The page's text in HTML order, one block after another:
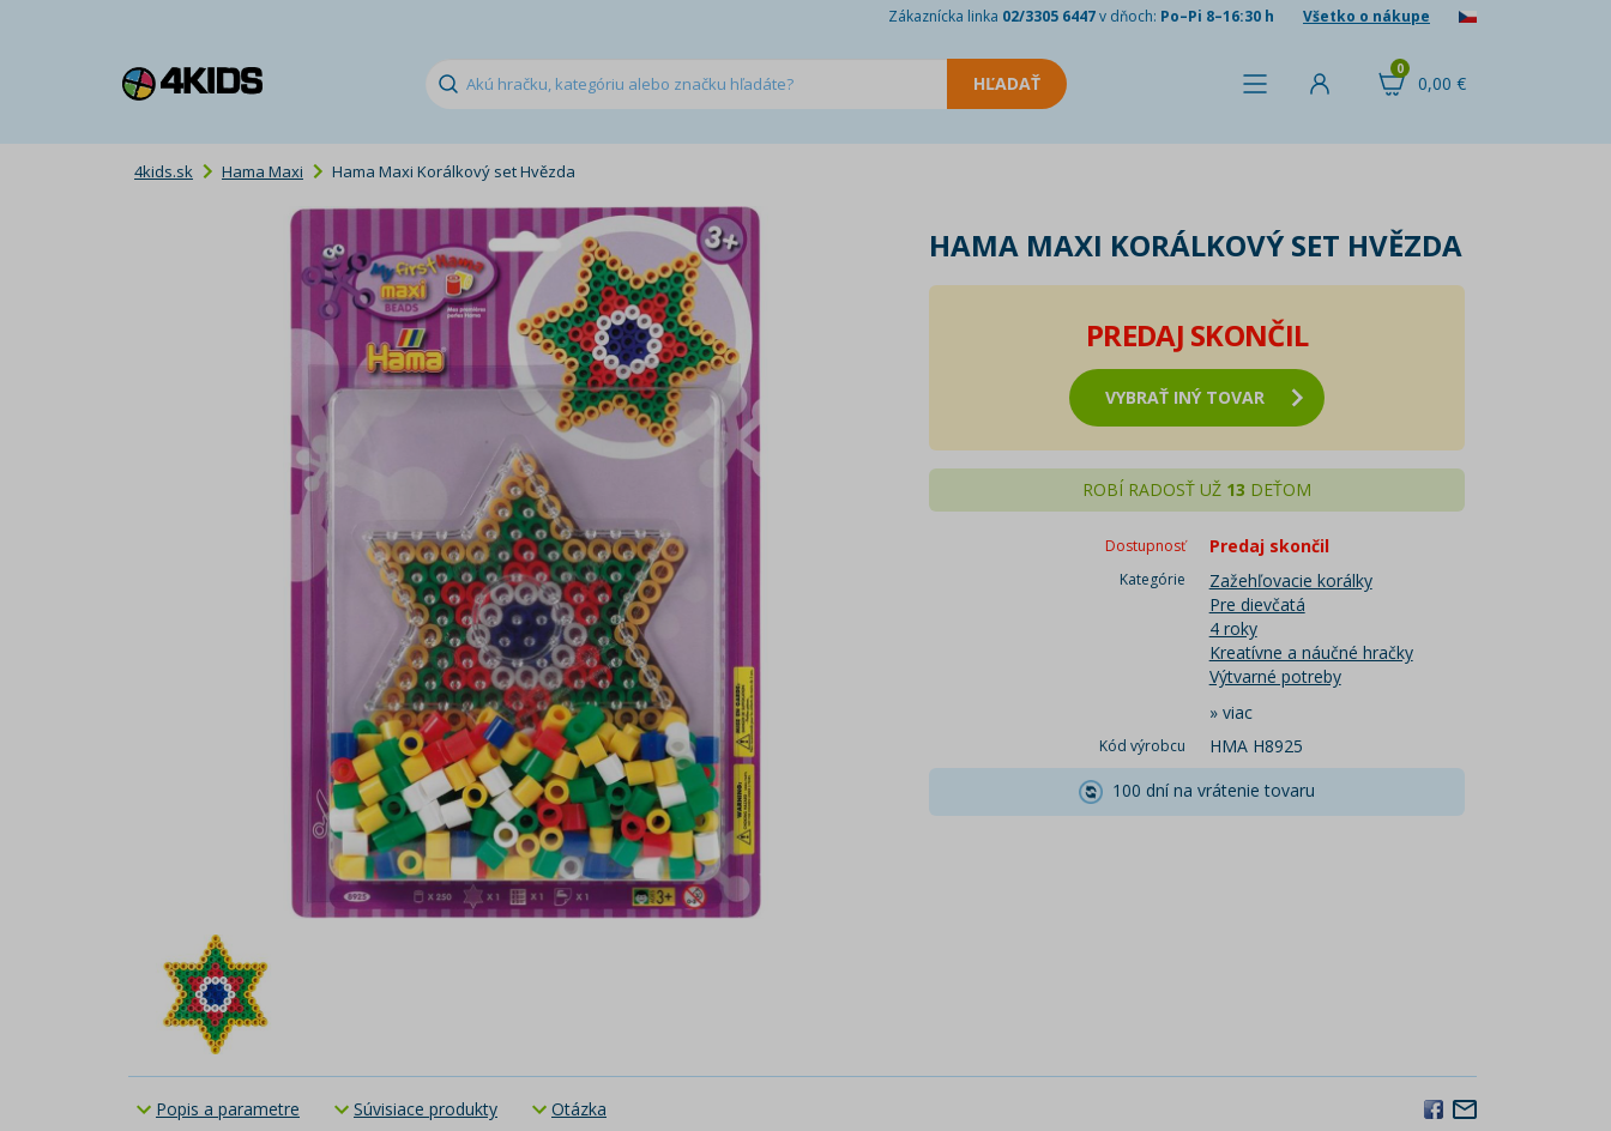
Zákaznícka linka 02/3305 6447v dňoch: Po–Pi 8–16:30 h Všetko o nákupe
0,00 €
0
4kids.sk Hama Maxi Hama Maxi Korálkový set Hvězda
HAMA MAXI KORÁLKOVÝ SET HVĚZDA
PREDAJ SKONČIL
VYBRAŤ INÝ TOVAR
ROBÍ RADOSŤ UŽ 13 DEŤOM
Dostupnosť Predaj skončil
Kategórie
Zažehľovacie korálky
Pre dievčatá
4 roky
Kreatívne a náučné hračky
Výtvarné potreby
» viac
Kód výrobcu
HMA H8925
100 dní na vrátenie tovaru
Popis a parametre Súvisiace produkty Otázka